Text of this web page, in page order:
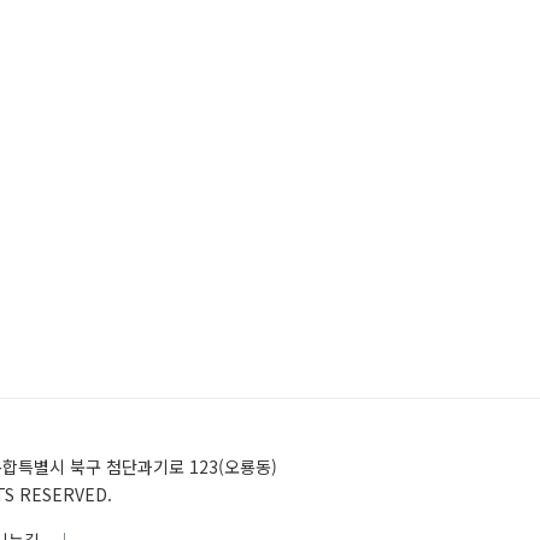
별시 북구 첨단과기로 123(오룡동)
RESERVED.